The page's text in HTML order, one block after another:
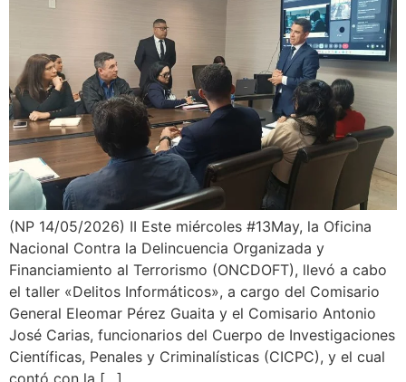
(NP 14/05/2026) II Este miércoles #13May, la Oficina
Nacional Contra la Delincuencia Organizada y
Financiamiento al Terrorismo (ONCDOFT), llevó a cabo
el taller «Delitos Informáticos», a cargo del Comisario
General Eleomar Pérez Guaita y el Comisario Antonio
José Carias, funcionarios del Cuerpo de Investigaciones
Científicas, Penales y Criminalísticas (CICPC), y el cual